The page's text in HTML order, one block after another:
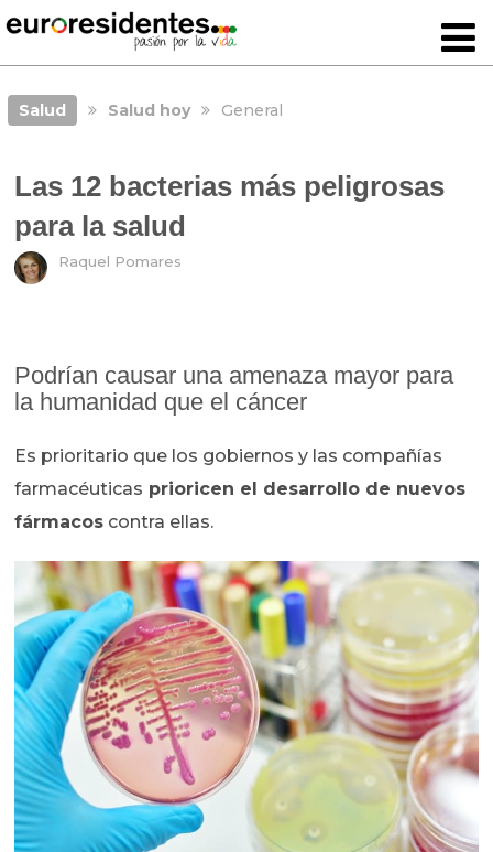
Salud Salud hoy General
Las 12 bacterias más peligrosas
para la salud
Raquel Pomares
Podrían causar una amenaza mayor para
la humanidad que el cáncer
Es prioritario que los gobiernos y las compañías
farmacéuticas prioricen el desarrollo de nuevos
fármacos contra ellas.